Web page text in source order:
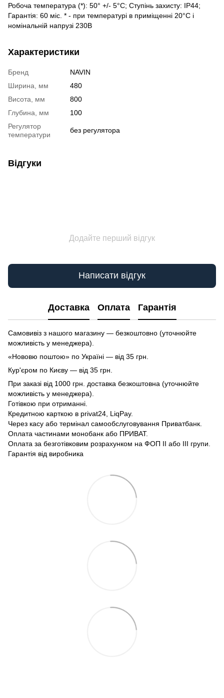
Робоча температура (*): 50° +/- 5°C; Ступінь захисту: IP44;
Гарантія: 60 міс. * - при температурі в приміщенні 20°С і
номінальній напрузі 230В
Характеристики
Бренд
NAVIN
Ширина, мм
480
Висота, мм
800
Глубина, мм
100
Регулятор
температури
без регулятора
Відгуки
Додайте перший відгук
Написати відгук
Доставка Оплата Гарантія
Самовивіз з нашого магазину — безкоштовно (уточнюйте
можливість у менеджера).
«Нововю поштою» по Україні — від 35 грн.
Кур'єром по Києву — від 35 грн.
При заказі від 1000 грн. доставка безкоштовна (уточнюйте
можливість у менеджера).
Готівкою при отриманні.
Кредитною карткою в privat24, LiqPay.
Через касу або термінал самообслуговування Приватбанк.
Оплата частинами монобанк або ПРИВАТ.
Оплата за безготівковим розрахунком на ФОП II або III групи.
Гарантія від виробника